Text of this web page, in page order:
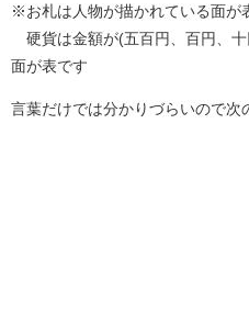
※お札は人物が描かれている面が
硬貨は金額が(五百円、百円、
面が表です
言葉だけでは分かりづらいので次